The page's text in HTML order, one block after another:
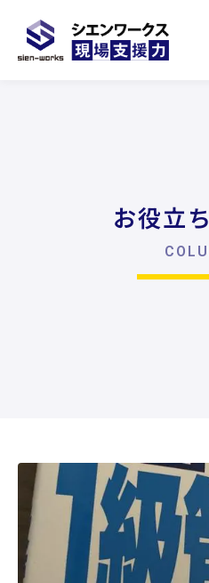
お役立ちコラム
お役立